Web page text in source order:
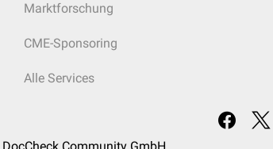
Marktforschung
CME-Sponsoring
Alle Services